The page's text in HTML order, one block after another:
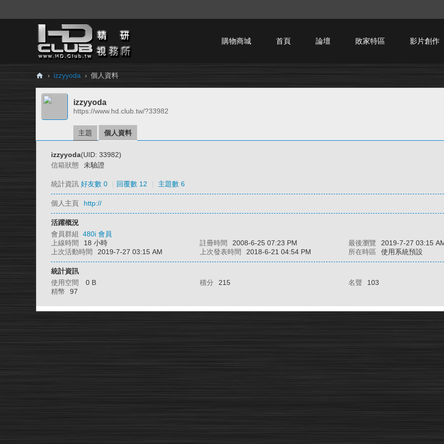
購物商城 首頁 論壇 敗家特區 影片創作
H
Cl
› izzyyoda › 個人資料
izzyyoda
https://www.hd.club.tw/?33982
主題 個人資料
izzyyoda(UID: 33982)
信箱狀態
未驗證
統計資訊 好友數 0 回覆數 12 主題數 6
個人主頁 http://
活躍概況
會員群組 480i 會員
上線時間
18 小時 註冊時間 2008-6-25 07:23 PM 最後瀏覽
2019-7-27 03:15
上次活動時間
2019-7-27 03:15 AM 上次發表時間 2018-6-21 04:54 PM 所在時區 使用系統預設
統計資訊
使用空間
0 B 積分 215 名聲
103
精幣
97